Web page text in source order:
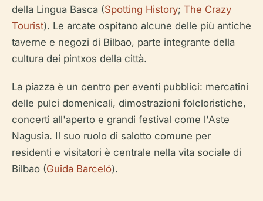
della Lingua Basca (Spotting History; The Crazy
Tourist). Le arcate ospitano alcune delle più antiche
taverne e negozi di Bilbao, parte integrante della
cultura dei pintxos della città.
La piazza è un centro per eventi pubblici: mercatini
delle pulci domenicali, dimostrazioni folcloristiche,
concerti all'aperto e grandi festival come l'Aste
Nagusia. Il suo ruolo di salotto comune per
residenti e visitatori è centrale nella vita sociale di
Bilbao (Guida Barceló).